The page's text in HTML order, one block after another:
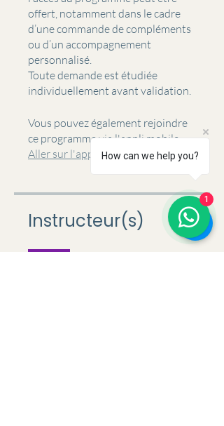
offert, notamment dans le cadre
d’une commande de compléments
ou d’un accompagnement
personnalisé.
Toute demande est étudiée
individuellement avant validation.
Vous pouvez également rejoindre
ce programme via l'appli mobile.
Aller sur l'appli
Instructeur(s)
How can we help you?
1